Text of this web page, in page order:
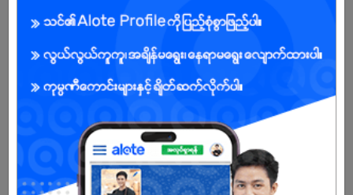
Male/Female